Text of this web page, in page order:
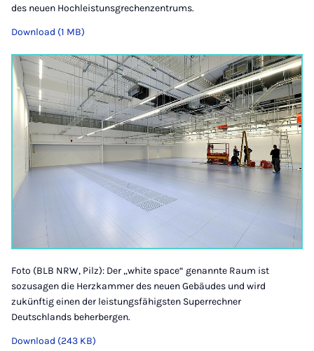
des neuen Hochleistunsgrechenzentrums.
Download (1 MB)
Foto (BLB NRW, Pilz): Der „white space“ genannte Raum ist
sozusagen die Herzkammer des neuen Gebäudes und wird
zukünftig einen der leistungsfähigsten Superrechner
Deutschlands beherbergen.
Download (243 KB)